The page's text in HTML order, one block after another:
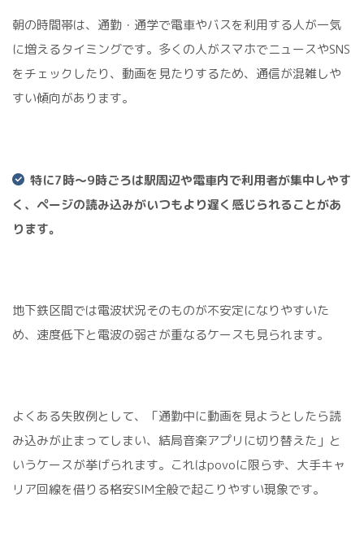
朝の時間帯は、通勤・通学で電車やバスを利用する人が一気
に増えるタイミングです。多くの人がスマホでニュースやSNS
をチェックしたり、動画を見たりするため、通信が混雑しや
すい傾向があります。
特に7時〜9時ごろは駅周辺や電車内で利用者が集中しやす
く、ページの読み込みがいつもより遅く感じられることがあ
ります。
地下鉄区間では電波状況そのものが不安定になりやすいた
め、速度低下と電波の弱さが重なるケースも見られます。
よくある失敗例として、「通勤中に動画を見ようとしたら読
み込みが止まってしまい、結局音楽アプリに切り替えた」と
いうケースが挙げられます。これはpovoに限らず、大手キャ
リア回線を借りる格安SIM全般で起こりやすい現象です。